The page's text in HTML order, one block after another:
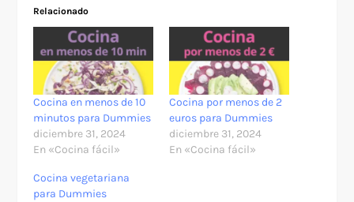
Relacionado
Cocina en menos de 10
minutos para Dummies
diciembre 31, 2024
En «Cocina fácil»
Cocina por menos de 2
euros para Dummies
diciembre 31, 2024
En «Cocina fácil»
Cocina vegetariana
para Dummies